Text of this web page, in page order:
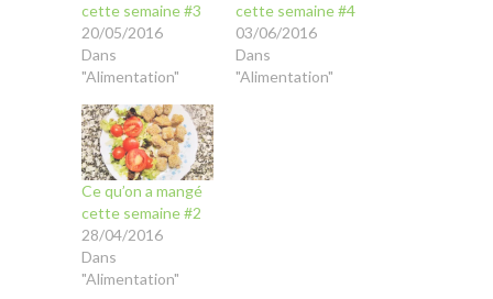
cette semaine #3
20/05/2016
Dans
"Alimentation"
cette semaine #4
03/06/2016
Dans
"Alimentation"
Ce qu’on a mangé
cette semaine #2
28/04/2016
Dans
"Alimentation"